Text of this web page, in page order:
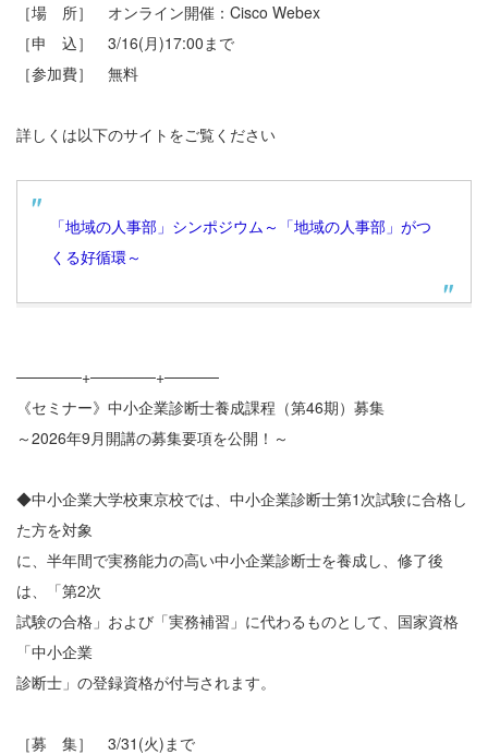
［場 所］ オンライン開催：Cisco Webex
［申 込］ 3/16(月)17:00まで
［参加費］ 無料
詳しくは以下のサイトをご覧ください
「地域の人事部」シンポジウム～「地域の人事部」がつ
くる好循環～
──────+──────+─────
《セミナー》中小企業診断士養成課程（第46期）募集
～2026年9月開講の募集要項を公開！～
◆中小企業大学校東京校では、中小企業診断士第1次試験に合格し
た方を対象
に、半年間で実務能力の高い中小企業診断士を養成し、修了後
は、「第2次
試験の合格」および「実務補習」に代わるものとして、国家資格
「中小企業
診断士」の登録資格が付与されます。
［募 集］ 3/31(火)まで